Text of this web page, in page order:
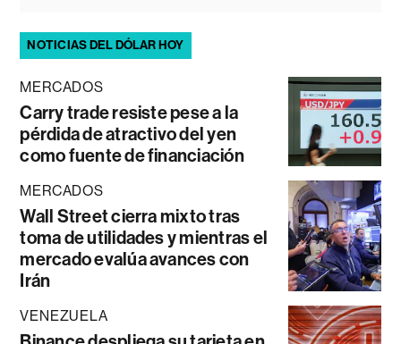
NOTICIAS DEL DÓLAR HOY
MERCADOS
Carry trade resiste pese a la
pérdida de atractivo del yen
como fuente de financiación
MERCADOS
Wall Street cierra mixto tras
toma de utilidades y mientras el
mercado evalúa avances con
Irán
VENEZUELA